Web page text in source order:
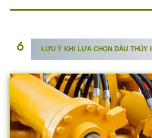
LƯU Ý KHI LỰA CHỌN DẦU THỦY